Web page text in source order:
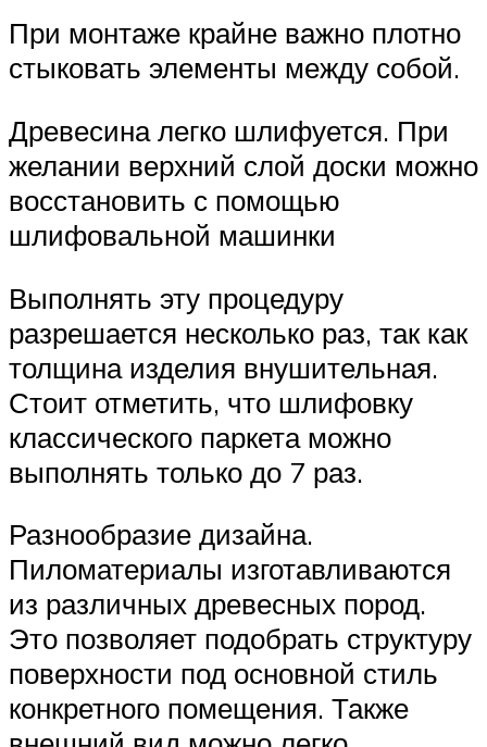
При монтаже крайне важно плотно
стыковать элементы между собой.
Древесина легко шлифуется. При
желании верхний слой доски можно
восстановить с помощью
шлифовальной машинки
Выполнять эту процедуру
разрешается несколько раз, так как
толщина изделия внушительная.
Стоит отметить, что шлифовку
классического паркета можно
выполнять только до 7 раз.
Разнообразие дизайна.
Пиломатериалы изготавливаются
из различных древесных пород.
Это позволяет подобрать структуру
поверхности под основной стиль
конкретного помещения. Также